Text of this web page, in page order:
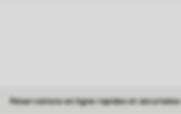
Réservations en ligne rapides et sécurisées